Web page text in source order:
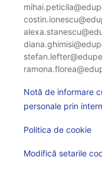
Notă de informare
personale prin
Politica de cookie
Modifică setarile